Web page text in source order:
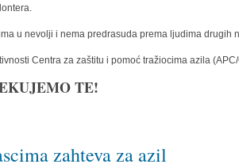
u nevolji i nema predrasuda prema ljudima drugih
Centra za zaštitu i pomoć tražiocima azila
TE!
zahteva za azil